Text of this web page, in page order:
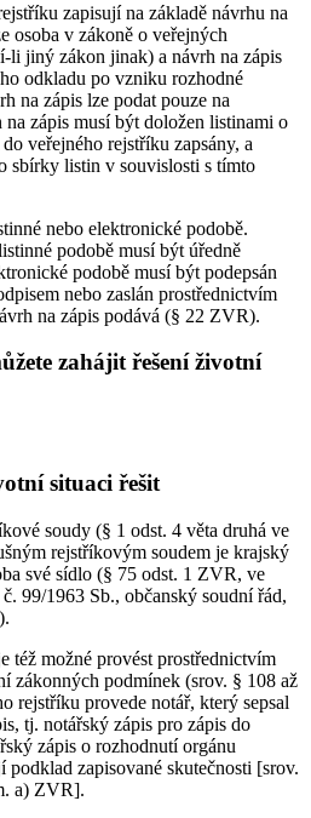
zapisují na základě návrhu na
osoba v zákoně o veřejných
li jiný zákon jinak) a návrh na zápis
odkladu po vzniku rozhodné
na zápis lze podat pouze na
zápis musí být doložen listinami o
veřejného rejstříku zapsány, a
sbírky listin v souvislosti s tímto
nebo elektronické podobě.
podobě musí být úředně
podobě musí být podepsán
nebo zaslán prostřednictvím
na zápis podává (§ 22 ZVR).
zahájit řešení životní
situaci řešit
soudy (§ 1 odst. 4 věta druhá ve
rejstříkovým soudem je krajský
své sídlo (§ 75 odst. 1 ZVR, ve
99/1963 Sb., občanský soudní řád,
též možné provést prostřednictvím
zákonných podmínek (srov. § 108 až
rejstříku provede notář, který sepsal
tj. notářský zápis pro zápis do
zápis o rozhodnutí orgánu
zapisované skutečnosti [srov.
a) ZVR].